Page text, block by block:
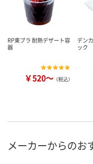
RP東プラ 耐熱デザート容
器
￥520～ （税込）
デン
ック
メーカーからのお